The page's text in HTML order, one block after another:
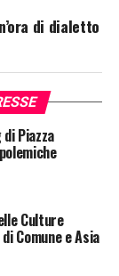
di dialetto
Piazza
Culture
Comune e Asia